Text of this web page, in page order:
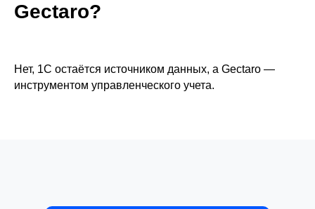
Gectaro?
Нет, 1С остаётся источником данных, а Gectaro —
инструментом управленческого учета.